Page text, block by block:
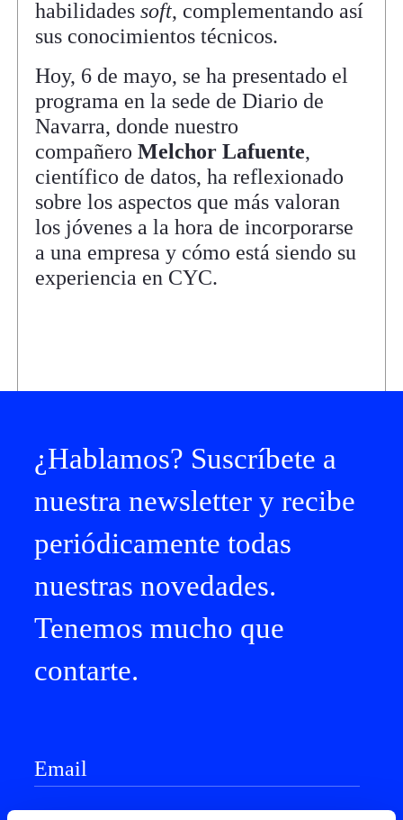
habilidadessoft, complementando así
sus conocimientos técnicos.
Hoy, 6 de mayo, se ha presentado el
programa en la sede de Diario de
Navarra, donde nuestro
compañeroMelchor Lafuente,
científico de datos, ha reflexionado
sobre los aspectos que más valoran
los jóvenes a la hora de incorporarse
a una empresa y cómo está siendo su
experiencia en CYC.
¿Hablamos? Suscríbete a
nuestra newsletter y recibe
periódicamente todas
nuestras novedades.
Tenemos mucho que
contarte.